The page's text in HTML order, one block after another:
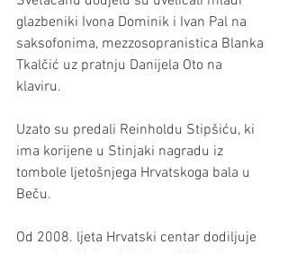
glazbeniki Ivona Dominik i Ivan Pal na
saksofonima, mezzosopranistica Blanka
Tkalčić uz pratnju Danijela Oto na
klaviru.
Uzato su predali Reinholdu Stipšiću, ki
ima korijene u Stinjaki nagradu iz
tombole ljetošnjega Hrvatskoga bala u
Beču.
Od 2008. ljeta Hrvatski centar dodiljuje